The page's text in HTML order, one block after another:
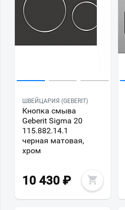
ШВЕЙЦАРИЯ (GEBERIT)
Кнопка смыва
Geberit Sigma 20
115.882.14.1
черная матовая,
хром
10 430 ₽